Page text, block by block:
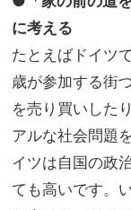
に考える
たとえばドイツ
歳が参加する街
を売り買いした
アルな社会問題
イツは自国の政
ても高いです。